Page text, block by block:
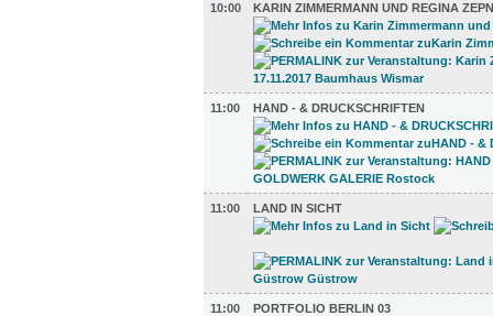
10:00 KARIN ZIMMERMANN UND REGINA
11:00 HAND - & DRUCKSCHRIFTEN
11:00 LAND IN SICHT
11:00 PORTFOLIO BERLIN 03